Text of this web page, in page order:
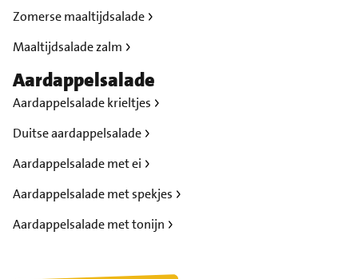
Zomerse maaltijdsalade
Maaltijdsalade zalm
Aardappelsalade
Aardappelsalade krieltjes
Duitse aardappelsalade
Aardappelsalade met ei
Aardappelsalade met spekjes
Aardappelsalade met tonijn